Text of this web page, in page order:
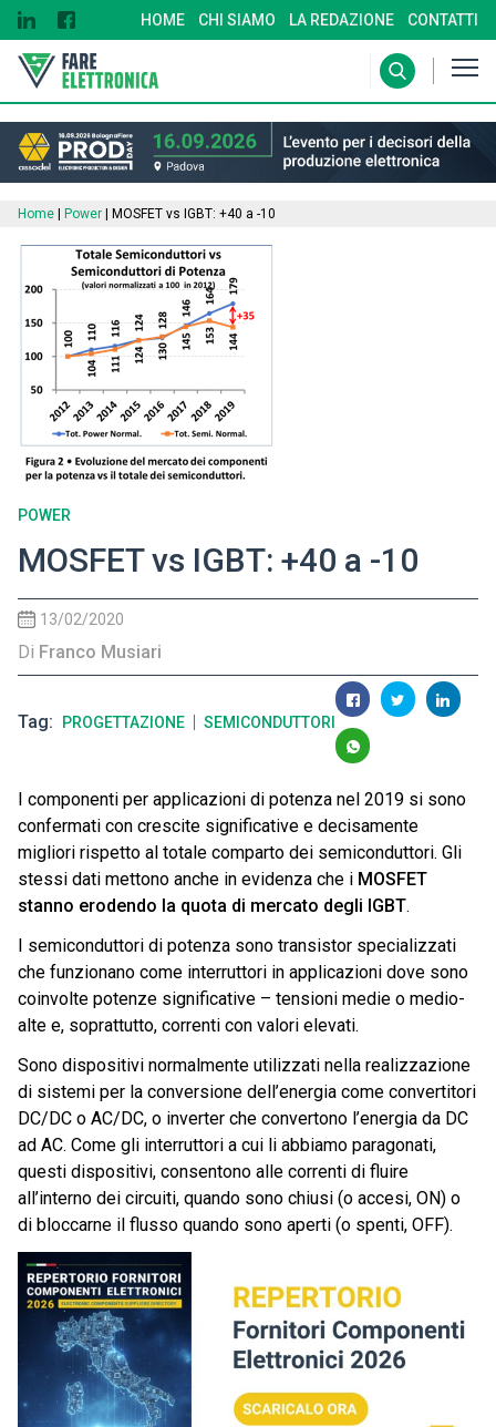
HOME CHI SIAMO LA REDAZIONE CONTATTI
Home Power MOSFET vs IGBT: +40 a -10
POWER
MOSFET vs IGBT: +40 a -10
13/02/2020
Di Franco Musiari
Tag PROGETTAZIONE SEMICONDUTTORI
I componenti per applicazioni di potenza nel 2019 si sono
confermati con crescite significative e decisamente
migliori rispetto al totale comparto dei semiconduttori. Gli
stessi dati mettono anche in evidenza che i MOSFET
stanno erodendo la quota di mercato degli IGBT.
I semiconduttori di potenza sono transistor specializzati
che funzionano come interruttori in applicazioni dove sono
coinvolte potenze significative – tensioni medie o medio-
alte e, soprattutto, correnti con valori elevati.
Sono dispositivi normalmente utilizzati nella realizzazione
di sistemi per la conversione dell’energia come convertitori
DC/DC o AC/DC, o inverter che convertono l’energia da DC
ad AC. Come gli interruttori a cui li abbiamo paragonati,
questi dispositivi, consentono alle correnti di fluire
all’interno dei circuiti, quando sono chiusi (o accesi, ON) o
di bloccarne il flusso quando sono aperti (o spenti, OFF).